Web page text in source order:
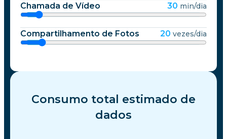
Chamada de Vídeo 30 min/dia
Compartilhamento de Fotos 20 vezes/dia
Consumo total estimado de
dados